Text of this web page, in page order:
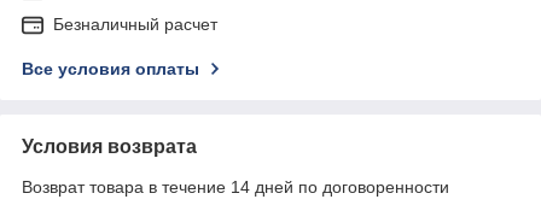
Безналичный расчет
Все условия оплаты
Условия возврата
Возврат товара в течение 14 дней по договоренности